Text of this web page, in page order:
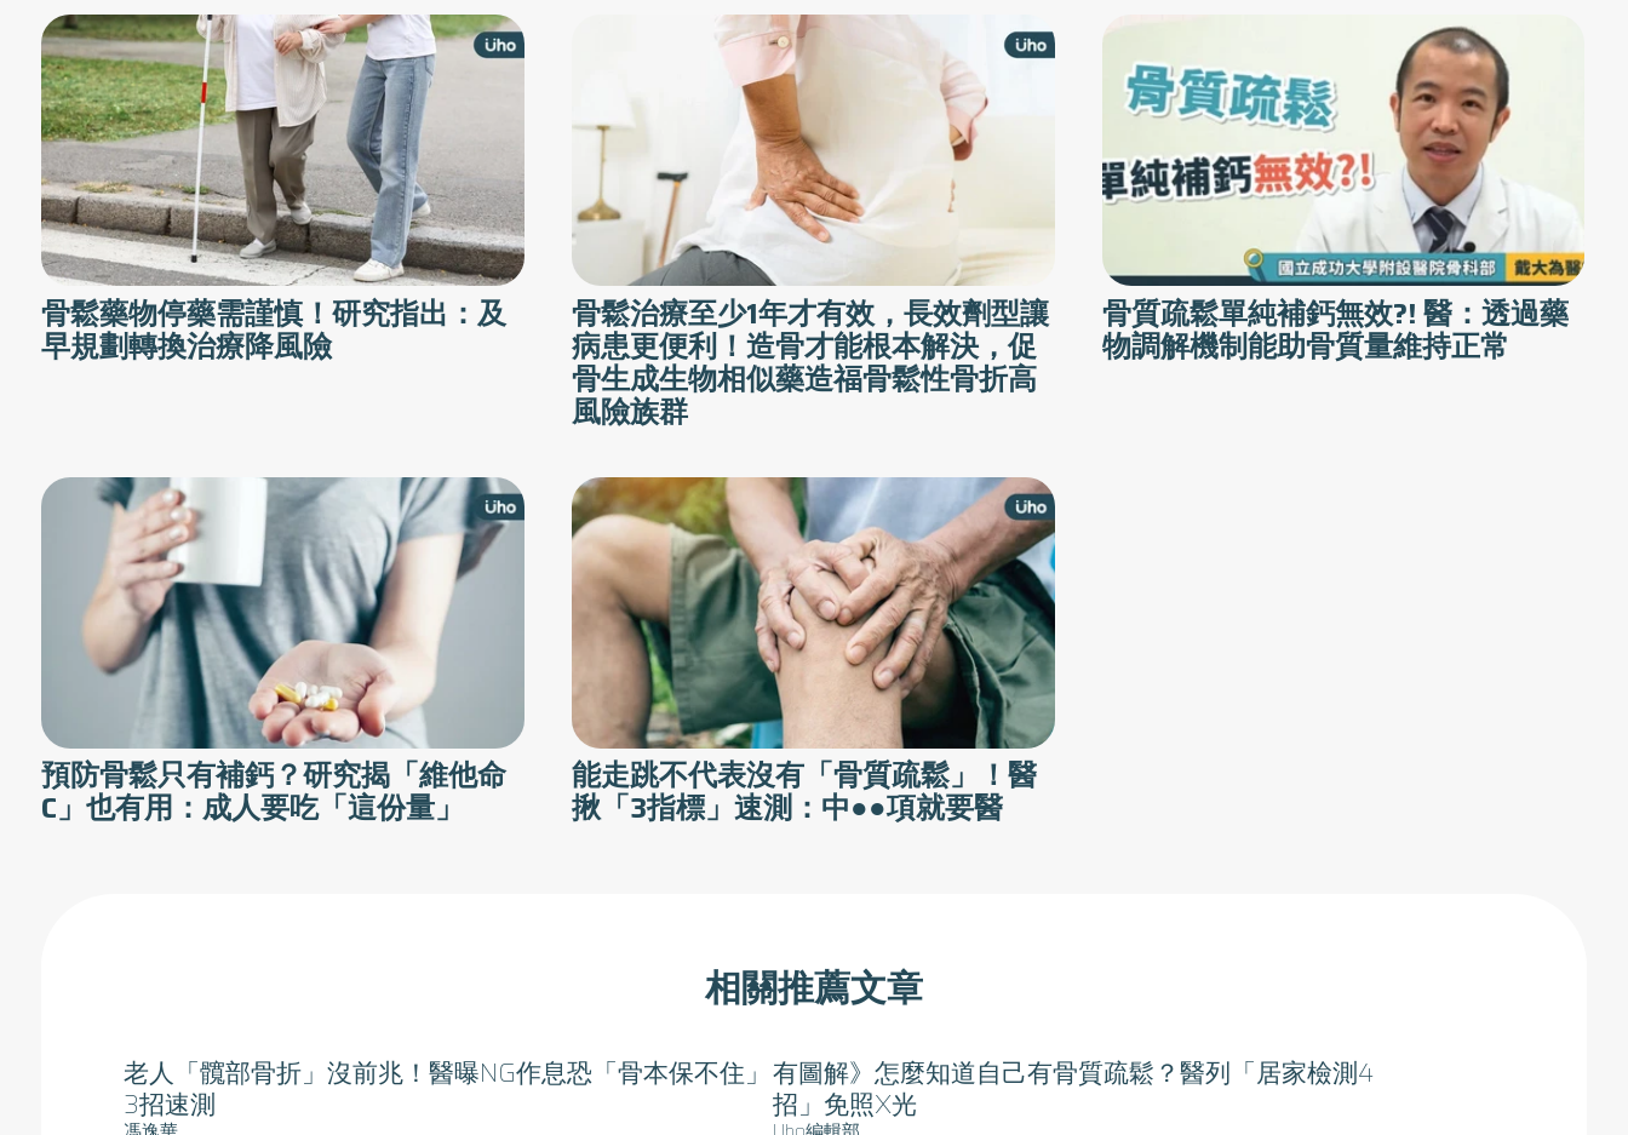
骨鬆藥物停藥需謹慎！研究指出：及
早規劃轉換治療降風險
骨鬆治療至少1年才有效，長效劑型讓
病患更便利！造骨才能根本解決，促
骨生成生物相似藥造福骨鬆性骨折高
風險族群
骨質疏鬆單純補鈣無效?! 醫：透過藥
物調解機制能助骨質量維持正常
預防骨鬆只有補鈣？研究揭「維他命
C」也有用：成人要吃「這份量」
能走跳不代表沒有「骨質疏鬆」！醫
揪「3指標」速測：中●●項就要醫
相關推薦文章
老人「髖部骨折」沒前兆！醫曝NG作息恐「骨本保不住」
3招速測
有圖解》怎麼知道自己有骨質疏鬆？醫列「居家檢測4
招」免照X光